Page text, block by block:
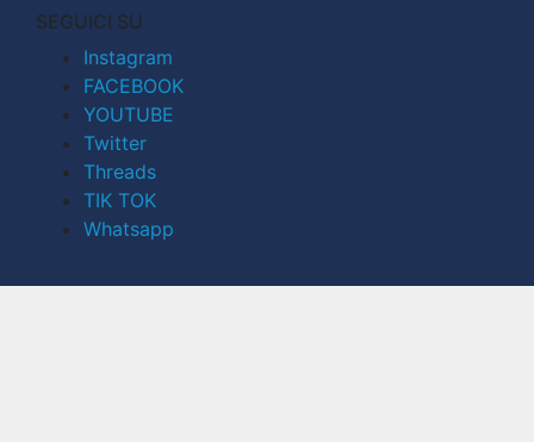
SEGUICI SU
Instagram
FACEBOOK
YOUTUBE
Twitter
Threads
TIK TOK
Whatsapp